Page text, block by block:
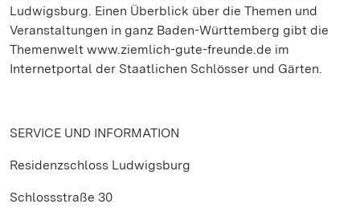
Ludwigsburg. Einen Überblick über die Themen und
Veranstaltungen in ganz Baden-Württemberg gibt die
Themenwelt www.ziemlich-gute-freunde.de im
Internetportal der Staatlichen Schlösser und Gärten.
SERVICE UND INFORMATION
Residenzschloss Ludwigsburg
Schlossstraße 30